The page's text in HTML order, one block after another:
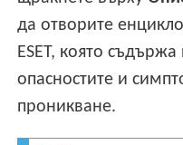
да отворите
ESET, която
опасностите и
проникване.